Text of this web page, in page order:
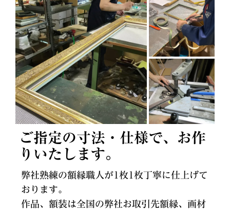
ご指定の寸法・仕様で、お作
りいたします。
弊社熟練の額縁職人が1枚1枚丁寧に仕上げて
おります。
作品、額装は全国の弊社お取引先額縁、画材